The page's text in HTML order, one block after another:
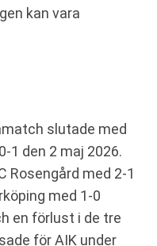
kan vara
slutade med
1 den 2 maj 2026.
Rosengård med 2-1
med 1-0
en förlust i de tre
för AIK under